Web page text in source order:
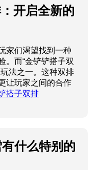
开启全新的
家们渴望找到一种
。而“金铲铲搭子双
法之一。这种双排
让玩家之间的合作
搭子双排
什么特别的